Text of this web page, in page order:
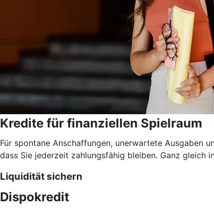
Kredite für finanziellen Spielraum
Für spontane Anschaffungen, unerwartete Ausgaben
dass Sie jederzeit zahlungsfähig bleiben. Ganz gleich
Liquidität sichern
Dispokredit